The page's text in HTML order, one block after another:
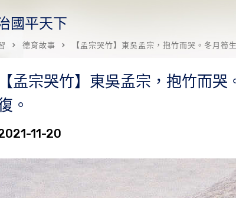
國平天下
德育故事 【孟宗哭竹】東吳孟宗，抱竹而哭。冬月筍
【孟宗哭竹】東吳孟宗，抱竹而
。
11-20